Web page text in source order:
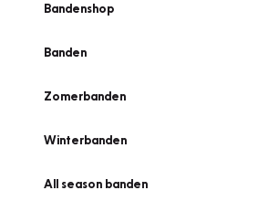
Bandenshop
Banden
Zomerbanden
Winterbanden
All season banden